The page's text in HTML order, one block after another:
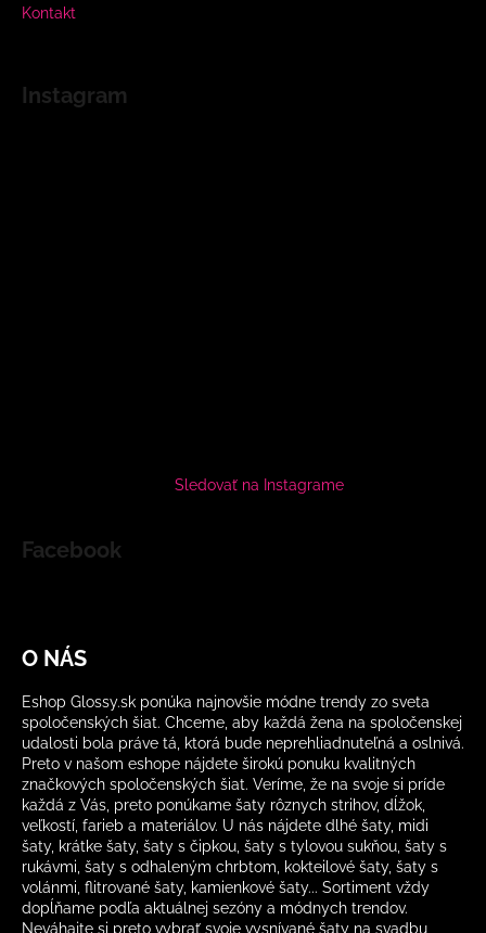
Kontakt
Instagram
Sledovať na Instagrame
Facebook
O NÁS
Eshop Glossy.sk ponúka najnovšie módne trendy zo sveta
spoločenských šiat. Chceme, aby každá žena na spoločenskej
udalosti bola práve tá, ktorá bude neprehliadnuteľná a oslnivá.
Preto v našom eshope nájdete širokú ponuku kvalitných
značkových spoločenských šiat. Veríme, že na svoje si príde
každá z Vás, preto ponúkame šaty rôznych strihov, dĺžok,
veľkostí, farieb a materiálov. U nás nájdete dlhé šaty, midi
šaty, krátke šaty, šaty s čipkou, šaty s tylovou sukňou, šaty s
rukávmi, šaty s odhaleným chrbtom, kokteilové šaty, šaty s
volánmi, flitrované šaty, kamienkové šaty... Sortiment vždy
dopĺňame podľa aktuálnej sezóny a módnych trendov.
Neváhajte si preto vybrať svoje vysnívané šaty na svadbu,